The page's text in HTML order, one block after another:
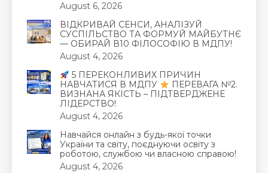
August 6, 2026
ВІДКРИВАЙ СЕНСИ, АНАЛІЗУЙ
СУСПІЛЬСТВО ТА ФОРМУЙ МАЙБУТНЄ
— ОБИРАЙ В10 ФІЛОСОФІЮ В МДПУ!
August 4, 2026
5 ПЕРЕКОНЛИВИХ ПРИЧИН
НАВЧАТИСЯ В МДПУ
ПЕРЕВАГА №2.
ВИЗНАНА ЯКІСТЬ – ПІДТВЕРДЖЕНЕ
ЛІДЕРСТВО!
August 4, 2026
Навчайся онлайн з будь-якої точки
України та світу, поєднуючи освіту з
роботою, службою чи власною справою!
August 4, 2026